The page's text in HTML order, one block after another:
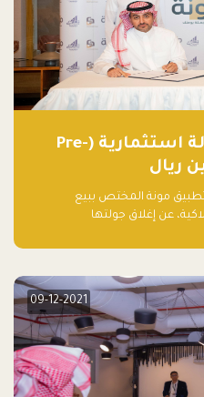
تطبيق مونة يغلق جولة استثمارية (Pre-
مونة المختص ببيع
عن إغلاق جولتها
المحدودة وتسارع القابضة
09-12-2021